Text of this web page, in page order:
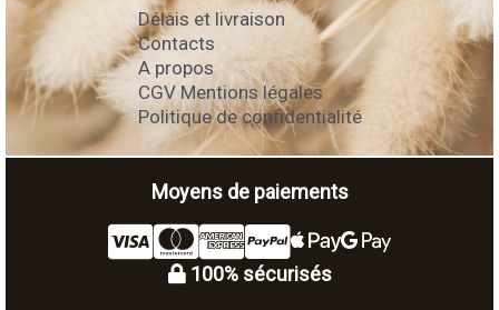
Délais et livraison
Contacts
A propos
CGV Mentions légales
Politique de confidentialité
Moyens de paiements
100% sécurisés